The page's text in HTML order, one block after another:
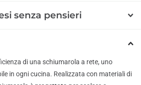
senza pensieri
di una schiumarola a rete, uno
in ogni cucina. Realizzata con materiali di